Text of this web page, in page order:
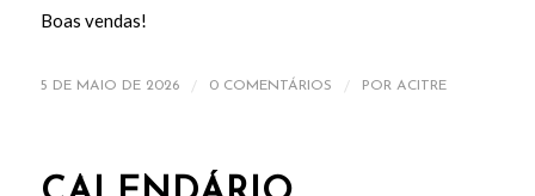
Boas vendas!
5 DE MAIO DE 2026 / 0 COMENTÁRIOS / POR ACITRE